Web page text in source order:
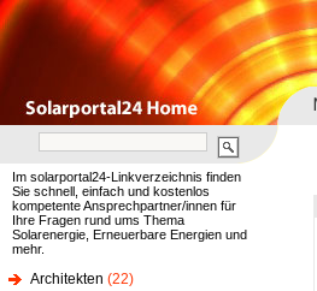
Im solarportal24-Linkverzeichnis finden
Sie schnell, einfach und kostenlos
kompetente Ansprechpartner/innen für
Ihre Fragen rund ums Thema
Solarenergie, Erneuerbare Energien und
mehr.
Architekten (22)